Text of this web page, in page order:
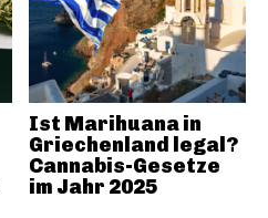
Ist Marihuana in
Griechenland legal?
Cannabis-Gesetze
im Jahr 2025